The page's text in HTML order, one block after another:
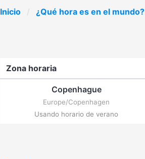
Inicio ¿Qué hora es en el mundo?
Zona horaria
Copenhague
Europe/Copenhagen
Usando horario de verano